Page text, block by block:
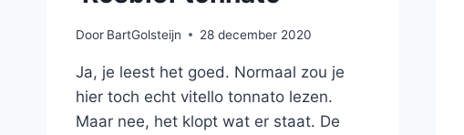
Door BartGolsteijn 28 december 2020
Ja, je leest het goed. Normaal zou je
hier toch echt vitello tonnato lezen.
Maar nee, het klopt wat er staat. De